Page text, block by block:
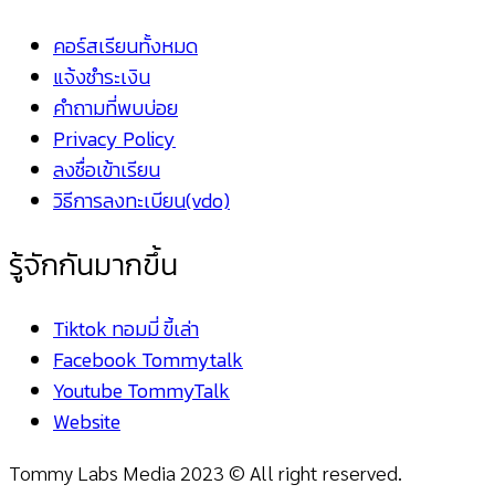
คอร์สเรียนทั้งหมด
แจ้งชำระเงิน
คำถามที่พบบ่อย
Privacy Policy
ลงชื่อเข้าเรียน
วิธีการลงทะเบียน(vdo)
รู้จักกันมากขึ้น
Tiktok ทอมมี่ ขี้เล่า
Facebook Tommytalk
Youtube TommyTalk
Website
Tommy Labs Media 2023 © All right reserved.